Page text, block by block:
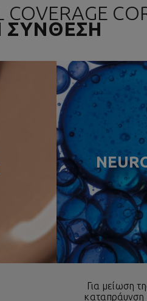
COVERAGE
ΣΥΝΘΕΣΗ
Για μείωση
καταπράυνση